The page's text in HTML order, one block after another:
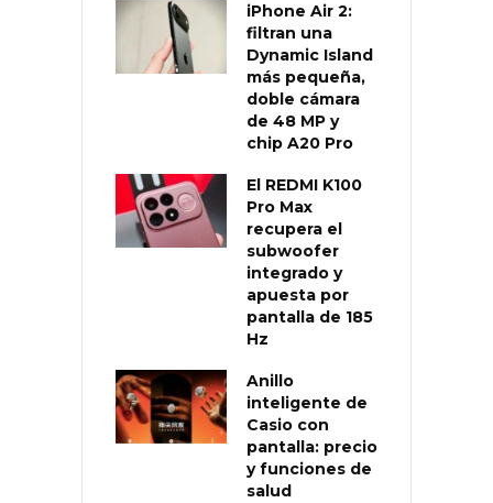
iPhone Air 2:
filtran una
Dynamic Island
más pequeña,
doble cámara
de 48 MP y
chip A20 Pro
El REDMI K100
Pro Max
recupera el
subwoofer
integrado y
apuesta por
pantalla de 185
Hz
Anillo
inteligente de
Casio con
pantalla: precio
y funciones de
salud